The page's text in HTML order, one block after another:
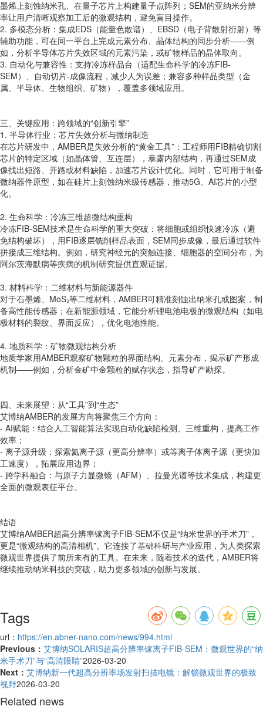
墨烯上刻蚀纳米孔、在量子芯片上构建量子点阵列；SEM的亚纳米分辨
率让用户清晰观察加工后的微观结构，避免盲目操作。
2. 多模态分析：集成EDS（能量色散谱）、EBSD（电子背散射衍射）等
辅助功能，可在同一平台上完成元素分布、晶体结构的同步分析——例
如，分析半导体芯片失效区域的元素污染，或矿物样品的晶体取向。
3. 自动化与兼容性：支持冷冻样品台（适配生命科学的冷冻FIB-
SEM）、自动切片-成像流程，减少人为误差；兼容多种样品类型（金
属、半导体、生物组织、矿物），覆盖多领域应用。
三、关键应用：跨领域的“创新引擎”
1. 半导体行业：芯片失效分析与微纳制造
在芯片研发中，AMBER是失效分析的“黄金工具”：工程师用FIB精确切割
芯片的特定区域（如晶体管、互连层），暴露内部结构，再通过SEM成
像找出短路、开路或材料缺陷，加速芯片设计优化。同时，它可用于制备
微纳器件原型，如在硅片上刻蚀纳米级传感器，推动5G、AI芯片的小型
化。
2. 生命科学：冷冻三维超微结构重构
冷冻FIB-SEM技术是生命科学的重大突破：将细胞或组织快速冷冻（避
免结构破坏），用FIB逐层铣削样品表面，SEM同步成像，最后通过软件
拼接成三维结构。例如，研究神经元的突触连接、细胞器的空间分布，为
阿尔茨海默病等疾病的机制研究提供直观证据。
3. 材料科学：二维材料与新能源器件
对于石墨烯、MoS₂等二维材料，AMBER可精准刻蚀出纳米孔或图案，制
备高性能传感器；在新能源领域，它能分析锂电池电极的微观结构（如电
极材料的裂纹、界面反应），优化电池性能。
4. 地质科学：矿物微观结构分析
地质学家用AMBER观察矿物颗粒的界面结构、元素分布，揭示矿产形成
机制——例如，分析金矿中金颗粒的赋存状态，指导矿产勘探。
四、未来展望：从“工具”到“生态”
艾博纳AMBER的发展方向将聚焦三个方向：
- AI赋能：结合人工智能算法实现自动化缺陷检测、三维重构，提高工作
效率；
- 离子源升级：探索氦离子源（更高分辨率）或等离子体离子源（更快加
工速度），拓展应用边界；
- 跨学科融合：与原子力显微镜（AFM）、拉曼光谱等技术集成，构建更
全面的微观表征平台。
结语
艾博纳AMBER超高分辨率镓离子FIB-SEM不仅是“纳米世界的手术刀”，
更是“微观结构的高清相机”。它连接了基础科研与产业应用，为人类探索
微观世界提供了前所未有的工具。在未来，随着技术的迭代，AMBER将
继续推动纳米科技的突破，助力更多领域的创新与发展。
Tags
url： https://en.abner-nano.com/news/994.html
Previous： 艾博纳SOLARIS超高分辨率镓离子FIB-SEM：微观世界的“纳
米手术刀”与“高清眼睛”2026-03-20
Next： 艾博纳新一代超高分辨率场发射扫描电镜：解锁微观世界的极致
视野2026-03-20
Related news